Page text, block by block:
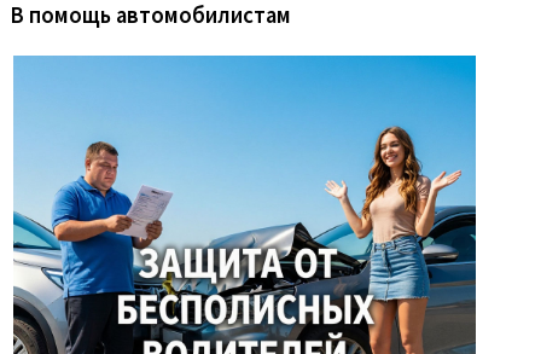
В помощь автомобилистам